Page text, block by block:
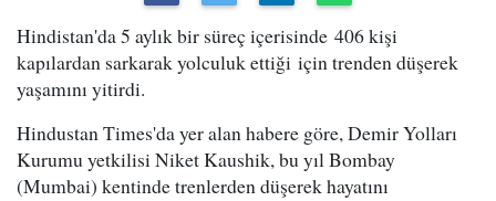
Hindistan'da 5 aylık bir süreç içerisinde 406 kişi
kapılardan sarkarak yolculuk ettiği için trenden düşerek
yaşamını yitirdi.
Hindustan Times'da yer alan habere göre, Demir Yolları
Kurumu yetkilisi Niket Kaushik, bu yıl Bombay
(Mumbai) kentinde trenlerden düşerek hayatını